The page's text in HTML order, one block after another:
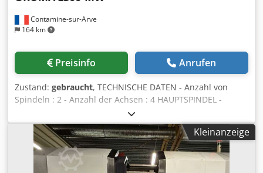
Contamine-sur-Arve
164 km
Preisinfo Anrufen
Zustand: gebraucht, TECHNISCHE DATEN - Anzahl von
Spindeln : 2 - Anzahl der Achsen : 4 HAUPTSPINDEL -
Spindelnase : A2-8 - Spindeldrehzahl : 3000 [Upm] - Max.
Stangendurchmesser : 80 [mm] - Max. bearbeitbaren
Durchmesser : 300 [mm] - Max. Durchmesser auf
Werkbank : 520 [mm] Dcsdpfxouhbnno Afujk - Minimum
Auflösung C-Achse : 0.001 [Grad] GEGENSPINDEL -
Kleinanzeige